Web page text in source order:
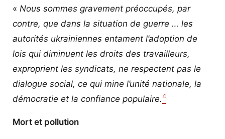
« Nous sommes gravement préoccupés, par
contre, que dans la situation de guerre … les
autorités ukrainiennes entament l’adoption de
lois qui diminuent les droits des travailleurs,
exproprient les syndicats, ne respectent pas le
dialogue social, ce qui mine l’unité nationale, la
démocratie et la confiance populaire.4
Mort et pollution